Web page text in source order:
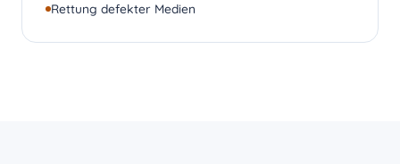
Rettung defekter Medien